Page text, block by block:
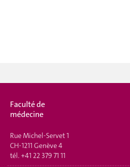
Faculté de
médecine
Rue Michel-Servet 1
CH-1211 Genève 4
tél. +41 22 379 71 11